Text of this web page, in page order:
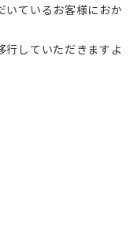
いているお客様におか
行していただきますよ